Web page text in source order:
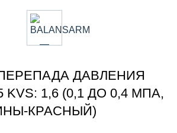
ДАВЛЕНИЯ
KVS: 1,6 (0,1 ДО 0,4 МПА,
КРАСНЫЙ)